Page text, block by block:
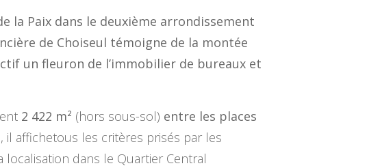
la Paix dans le deuxième arrondissement
de Choiseul témoigne de la montée
un fleuron de l’immobilier de bureaux et
2 422 m² (hors sous-sol) entre les places
il affichetous les critères prisés par les
localisation dans le Quartier Central